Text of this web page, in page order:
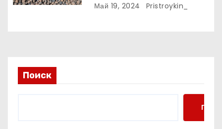
Май 19, 2024 Pristroykin_
Поиск
Поиск